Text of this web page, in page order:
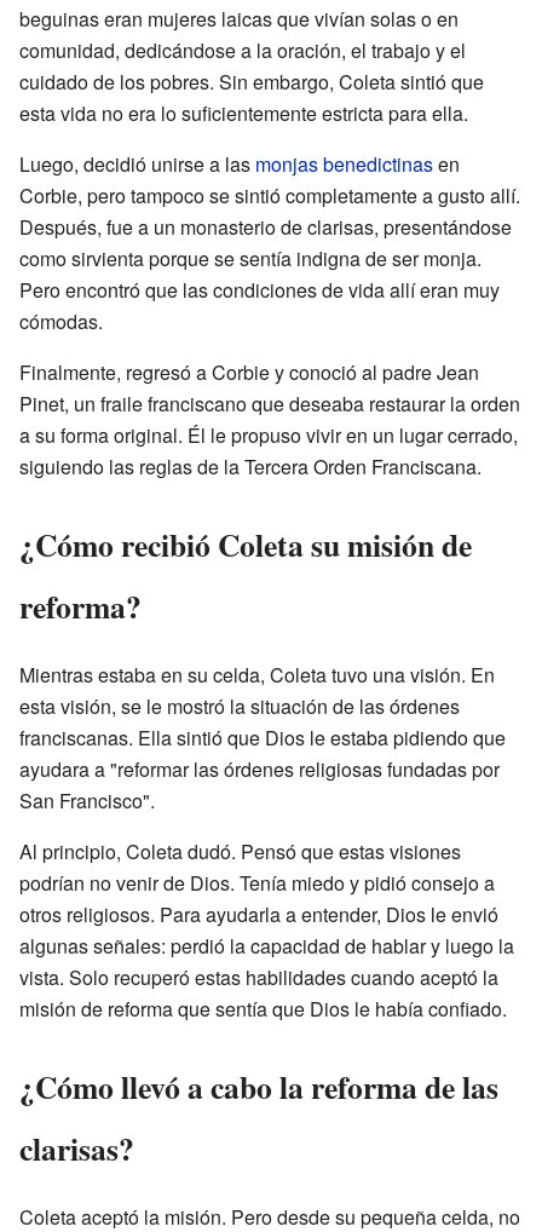
beguinas eran mujeres laicas que vivían solas o en
comunidad, dedicándose a la oración, el trabajo y el
cuidado de los pobres. Sin embargo, Coleta sintió que
esta vida no era lo suficientemente estricta para ella.
Luego, decidió unirse a las monjas benedictinasen
Corbie, pero tampoco se sintió completamente a gusto allí.
Después, fue a un monasterio de clarisas, presentándose
como sirvienta porque se sentía indigna de ser monja.
Pero encontró que las condiciones de vida allí eran muy
cómodas.
Finalmente, regresó a Corbie y conoció al padre Jean
Pinet, un fraile franciscano que deseaba restaurar la orden
a su forma original. Él le propuso vivir en un lugar cerrado,
siguiendo las reglas de la Tercera Orden Franciscana.
¿Cómo recibió Coleta su misión de
reforma?
Mientras estaba en su celda, Coleta tuvo una visión. En
esta visión, se le mostró la situación de las órdenes
franciscanas. Ella sintió que Dios le estaba pidiendo que
ayudara a "reformar las órdenes religiosas fundadas por
San Francisco".
Al principio, Coleta dudó. Pensó que estas visiones
podrían no venir de Dios. Tenía miedo y pidió consejo a
otros religiosos. Para ayudarla a entender, Dios le envió
algunas señales: perdió la capacidad de hablar y luego la
vista. Solo recuperó estas habilidades cuando aceptó la
misión de reforma que sentía que Dios le había confiado.
¿Cómo llevó a cabo la reforma de las
clarisas?
Coleta aceptó la misión. Pero desde su pequeña celda, no